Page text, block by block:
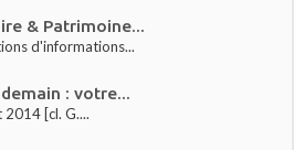
& Patrimoine...
d'informations...
: votre...
2014 [cl. G....